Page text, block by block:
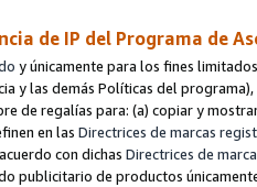
de IP del Programa de
y únicamente para los fines
y las demás Políticas del
de regalías para: (a) copiar y
en las Directrices de marcas
con dichas Directrices de
publicitario de productos